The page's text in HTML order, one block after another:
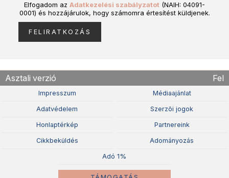
Elfogadom az Adatkezelési szabályzatot (NAIH: 04091-
0001) és hozzájárulok, hogy számomra értesítést küldjenek.
Asztali verzió Fel
Impresszum Médiaajánlat
Adatvédelem Szerzõi jogok
Honlaptérkép Partnereink
Cikkbeküldés Adományozás
Adó 1%